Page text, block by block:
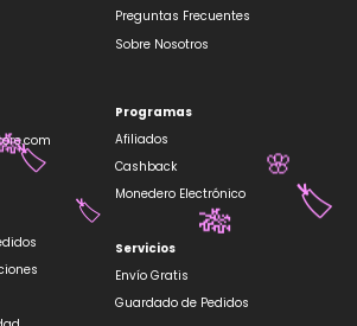
Preguntas Frecuentes
Sobre Nosotros
Programas
Afiliados
Cashback
Monedero Electrónico
Servicios
Envío Gratis
Guardado de Pedidos
🏷️
🌸
🏷️
🎋
🏷️